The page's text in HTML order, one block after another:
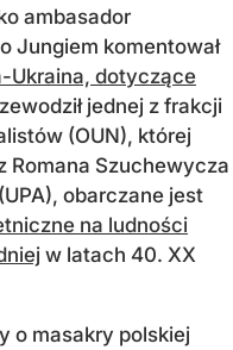
ambasador
Jungiem komentował
Ukraina, dotyczące
jednej z frakcji
(OUN), której
Romana Szuchewycza
obarczane jest
na ludności
w latach 40. XX
o masakry polskiej